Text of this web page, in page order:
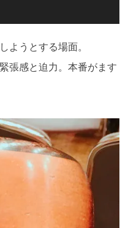
ようとする場面。
張感と迫力。本番がます